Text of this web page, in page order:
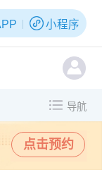
小程序
导航
点击预约